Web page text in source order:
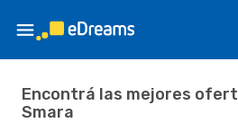
Encontrá las mejores
Smara